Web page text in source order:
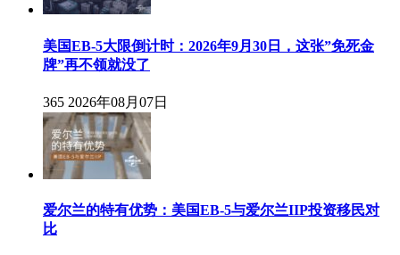
美国EB-5大限倒计时：2026年9月30日，这张”免死金
牌”再不领就没了
365 2026年08月07日
爱尔兰的特有优势：美国EB-5与爱尔兰IIP投资移民对
比